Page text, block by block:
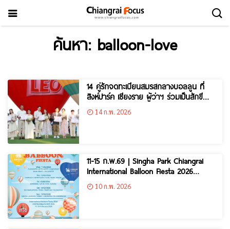
ค้นหา: balloon-love
14 คู่รักจดทะเบียนสมรสกลางบอลลูน ที่
สิงห์ปาร์ค เชียงราย ผู้ว่าฯ ร่วมเป็นสักขี
พยาน ดันเทศกาลนานาชาติสู่ World
Class Love Destination
14 ก.พ. 2026
11-15 ก.พ.69 | Singha Park Chiangrai
International Balloon Fiesta 2026
“เทศกาลบอลลูนนานาชาติ สิงห์ปาร์ค
เชียงราย”
10 ก.พ. 2026